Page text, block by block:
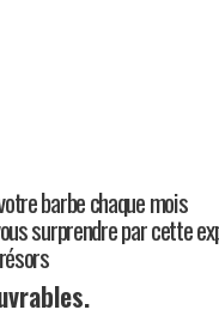
barbe chaque mois
surprendre par cette